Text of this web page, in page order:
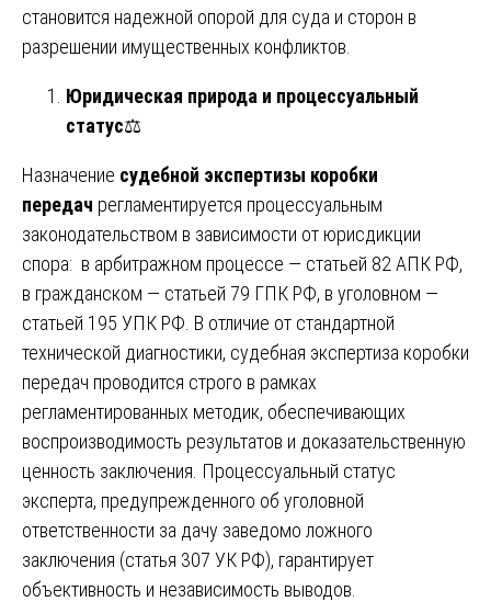
становится надежной опорой для суда и сторон в
разрешении имущественных конфликтов.
Юридическая природа и процессуальный
статус⚖️
Назначение судебной экспертизы коробки
передач регламентируется процессуальным
законодательством в зависимости от юрисдикции
спора: в арбитражном процессе — статьей 82 АПК РФ,
в гражданском — статьей 79 ГПК РФ, в уголовном —
статьей 195 УПК РФ. В отличие от стандартной
технической диагностики, судебная экспертиза коробки
передач проводится строго в рамках
регламентированных методик, обеспечивающих
воспроизводимость результатов и доказательственную
ценность заключения. Процессуальный статус
эксперта, предупрежденного об уголовной
ответственности за дачу заведомо ложного
заключения (статья 307 УК РФ), гарантирует
объективность и независимость выводов.